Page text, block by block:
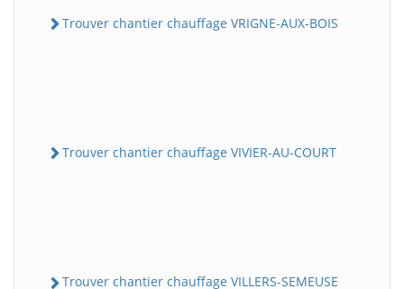
Trouver chantier chauffage VRIGNE-AUX-BOIS
Trouver chantier chauffage VIVIER-AU-COURT
Trouver chantier chauffage VILLERS-SEMEUSE